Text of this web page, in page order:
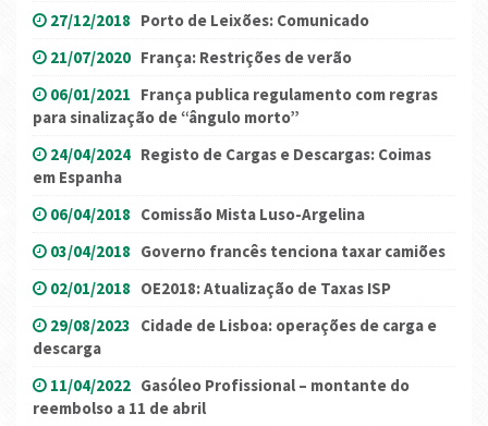
27/12/2018 Porto de Leixões: Comunicado
21/07/2020 França: Restrições de verão
06/01/2021 França publica regulamento com regras
para sinalização de “ângulo morto”
24/04/2024 Registo de Cargas e Descargas: Coimas
em Espanha
06/04/2018 Comissão Mista Luso-Argelina
03/04/2018 Governo francês tenciona taxar camiões
02/01/2018 OE2018: Atualização de Taxas ISP
29/08/2023 Cidade de Lisboa: operações de carga e
descarga
11/04/2022 Gasóleo Profissional – montante do
reembolso a 11 de abril